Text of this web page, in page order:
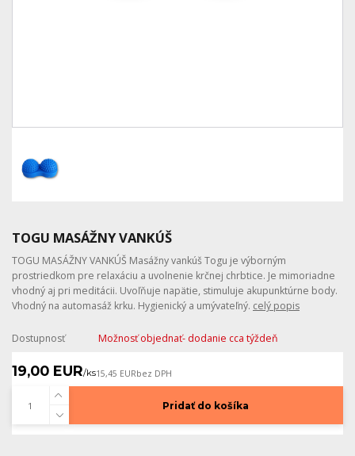
TOGU MASÁŽNY VANKÚŠ
TOGU MASÁŽNY VANKÚŠ Masážny vankúš Togu je výborným
prostriedkom pre relaxáciu a uvolnenie krčnej chrbtice. Je mimoriadne
vhodný aj pri meditácii. Uvoľňuje napätie, stimuluje akupunktúrne body.
Vhodný na automasáž krku. Hygienický a umývateľný. celý popis
Dostupnosť Možnosť objednať- dodanie cca týždeň
19,00 EUR/ks15,45 EURbez DPH
Pridať do košíka